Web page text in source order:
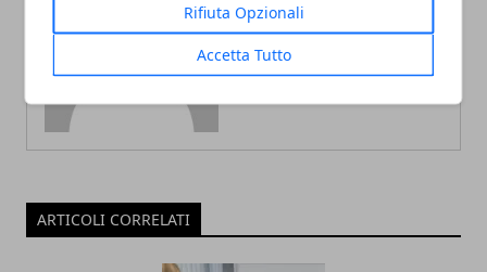
Rifiuta Opzionali
Accetta Tutto
Redazione
ARTICOLI CORRELATI